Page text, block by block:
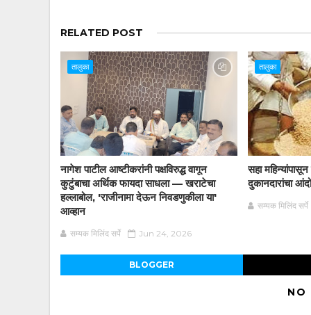
RELATED POST
तालुका
नागेश पाटील आष्टीकरांनी पक्षविरुद्ध वागून
कुटुंबाचा अर्थिक फायदा साधला — खराटेचा
हल्लाबोल, 'राजीनामा देऊन निवडणुकीला या'
आव्हान
सम्यक मिलिंद सर्पे Jun 24, 2026
तालुका
सहा
दुकानदारांचा
सम्यक मिलिंद सर्पे
BLOGGER
NO